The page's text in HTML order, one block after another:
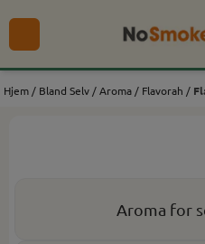
Hopp til innhold
Hjem / Bland Selv /Aroma / Flavorah /
Aroma for